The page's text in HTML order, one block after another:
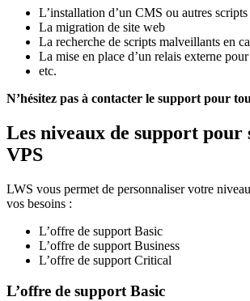
L’installation d’un CMS ou autres scripts
La migration de site web
La recherche de scripts malveillants en
La mise en place d’un relais externe
etc.
N’hésitez pas à contacter le support pour
Les niveaux de support pour
VPS
LWS vous permet de personnaliser votre
vos besoins :
L’offre de support Basic
L’offre de support Business
L’offre de support Critical
L’offre de support Basic